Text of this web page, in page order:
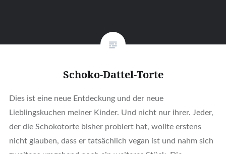
Schoko-Dattel-Torte
Dies ist eine neue Entdeckung und der neue
Lieblingskuchen meiner Kinder. Und nicht nur ihrer. Jeder,
der die Schokotorte bisher probiert hat, wollte erstens
nicht glauben, dass er tatsächlich vegan ist und nahm sich